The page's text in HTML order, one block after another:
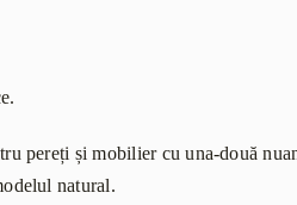
pereți și mobilier cu una-două
natural.